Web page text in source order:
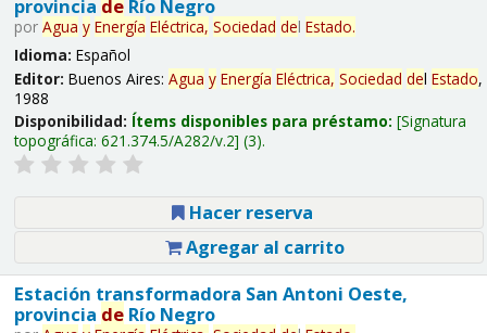
provincia deRío Negro
por Agua y Energía Eléctrica, Sociedad del Estado.
Idioma: Español
Editor: Buenos Aires: Agua y Energía Eléctrica, Sociedad del Estado,
1988
Disponibilidad: Ítems disponibles para préstamo: Signatura
topográfica: 621.374.5/A282/v.2 (3).
Hacer reserva
Agregar al carrito
Estación transformadora San Antoni Oeste,
provincia deRío Negro